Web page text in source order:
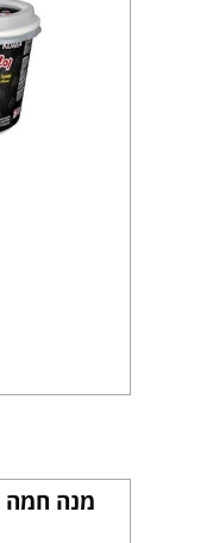
מנה חמה